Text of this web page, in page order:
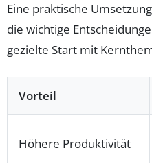
Eine praktische
die wichtige
gezielte Start mit
Vorteil
Höhere Produktivität